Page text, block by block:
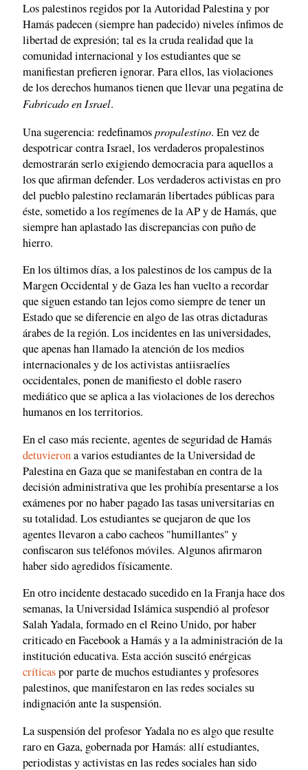
Los palestinos regidos por la Autoridad Palestina y por
Hamás padecen (siempre han padecido) niveles ínfimos de
libertad de expresión; tal es la cruda realidad que la
comunidad internacional y los estudiantes que se
manifiestan prefieren ignorar. Para ellos, las violaciones
de los derechos humanos tienen que llevar una pegatina de
Fabricado en Israel.
Una sugerencia: redefinamospropalestino. En vez de
despotricar contra Israel, los verdaderos propalestinos
demostrarán serlo exigiendo democracia para aquellos a
los que afirman defender. Los verdaderos activistas en pro
del pueblo palestino reclamarán libertades públicas para
éste, sometido a los regímenes de la AP y de Hamás, que
siempre han aplastado las discrepancias con puño de
hierro.
En los últimos días, a los palestinos de los campus de la
Margen Occidental y de Gaza les han vuelto a recordar
que siguen estando tan lejos como siempre de tener un
Estado que se diferencie en algo de las otras dictaduras
árabes de la región. Los incidentes en las universidades,
que apenas han llamado la atención de los medios
internacionales y de los activistas antiisraelíes
occidentales, ponen de manifiesto el doble rasero
mediático que se aplica a las violaciones de los derechos
humanos en los territorios.
En el caso más reciente, agentes de seguridad de Hamás
detuvierona varios estudiantes de la Universidad de
Palestina en Gaza que se manifestaban en contra de la
decisión administrativa que les prohibía presentarse a los
exámenes por no haber pagado las tasas universitarias en
su totalidad. Los estudiantes se quejaron de que los
agentes llevaron a cabo cacheos "humillantes" y
confiscaron sus teléfonos móviles. Algunos afirmaron
haber sido agredidos físicamente.
En otro incidente destacado sucedido en la Franja hace dos
semanas, la Universidad Islámica suspendió al profesor
Salah Yadala, formado en el Reino Unido, por haber
criticado en Facebook a Hamás y a la administración de la
institución educativa. Esta acción suscitó enérgicas
críticaspor parte de muchos estudiantes y profesores
palestinos, que manifestaron en las redes sociales su
indignación ante la suspensión.
La suspensión del profesor Yadala no es algo que resulte
raro en Gaza, gobernada por Hamás: allí estudiantes,
periodistas y activistas en las redes sociales han sido